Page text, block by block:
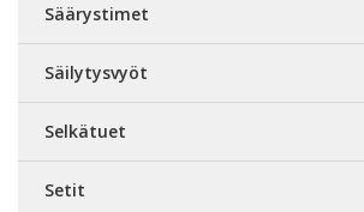
Säärystimet
Säilytysvyöt
Selkätuet
Setit